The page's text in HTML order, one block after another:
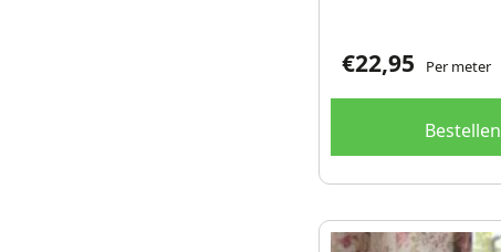
€22,95 Per meter
Bestellen